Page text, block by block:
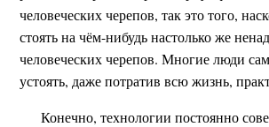
человеческих черепов, так это того,
стоять на чём-нибудь настолько же
человеческих черепов. Многие люди
устоять, даже потратив всю жизнь,
Конечно, технологии постоянно